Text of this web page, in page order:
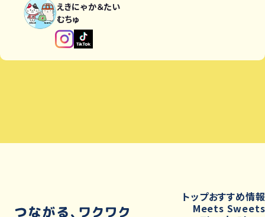
えきにゃか＆たい
むちゅ
トップおすすめ情報
Meets Sweets